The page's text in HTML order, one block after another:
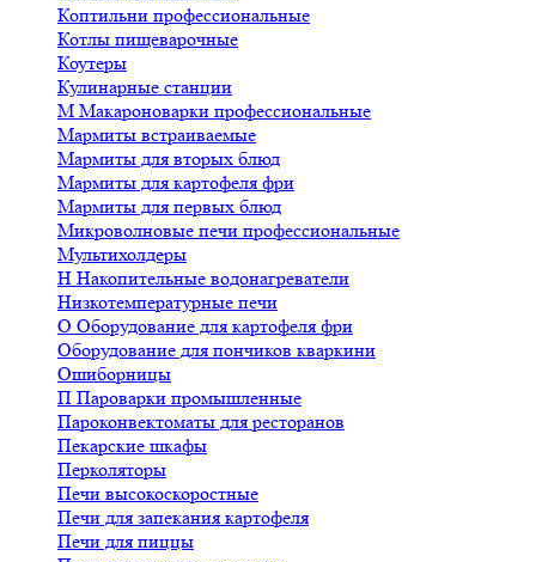
Коптильни профессиональные
Котлы пищеварочные
Коутеры
Кулинарные станции
М Макароноварки профессиональные
Мармиты встраиваемые
Мармиты для вторых блюд
Мармиты для картофеля фри
Мармиты для первых блюд
Микроволновые печи профессиональные
Мультихолдеры
Н Накопительные водонагреватели
Низкотемпературные печи
О Оборудование для картофеля фри
Оборудование для пончиков кваркини
Ошиборницы
П Пароварки промышленные
Пароконвектоматы для ресторанов
Пекарские шкафы
Перколяторы
Печи высокоскоростные
Печи для запекания картофеля
Печи для пиццы